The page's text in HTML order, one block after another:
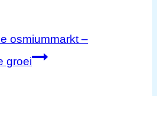
osmiummarkt –
groei